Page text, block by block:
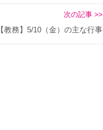
次の記事 >>
【教務】5/10（金）の主な行事